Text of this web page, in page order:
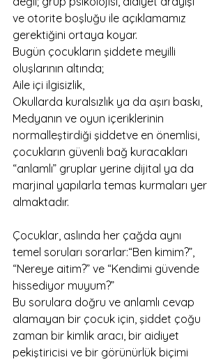
ve otorite boşluğu ile açıklamamız
gerektiğini ortaya koyar.
Bugün çocukların şiddete meyilli
oluşlarının altında;
Aile içi ilgisizlik,
Okullarda kuralsızlık ya da aşırı baskı,
Medyanın ve oyun içeriklerinin
normalleştirdiği şiddetve en önemlisi,
çocukların güvenli bağ kuracakları
“anlamlı” gruplar yerine dijital ya da
marjinal yapılarla temas kurmaları yer
almaktadır.
Çocuklar, aslında her çağda aynı
temel soruları sorarlar:“Ben kimim?”,
“Nereye aitim?” ve “Kendimi güvende
hissediyor muyum?”
Bu sorulara doğru ve anlamlı cevap
alamayan bir çocuk için, şiddet çoğu
zaman bir kimlik aracı, bir aidiyet
pekiştiricisi ve bir görünürlük biçimi